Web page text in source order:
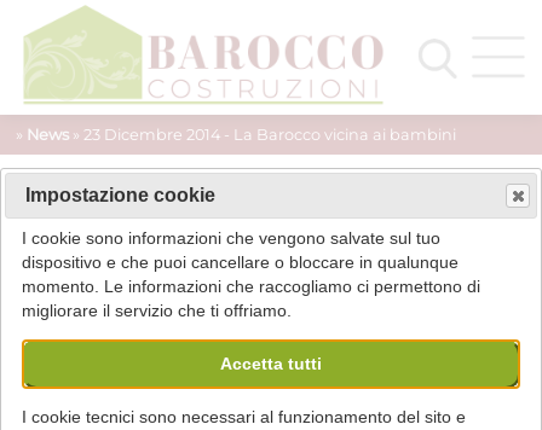
» News » 23 Dicembre 2014 - La Barocco vicina ai bambini
Impostazione cookie
I cookie sono informazioni che vengono salvate sul tuo
dispositivo e che puoi cancellare o bloccare in qualunque
momento. Le informazioni che raccogliamo ci permettono di
migliorare il servizio che ti offriamo.
Accetta tutti
I cookie tecnici sono necessari al funzionamento del sito e